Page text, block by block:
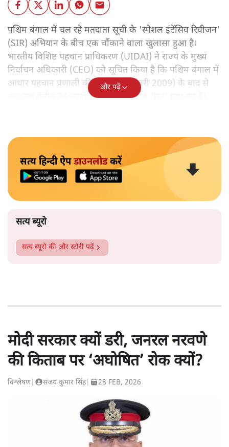
पश्चिम बंगाल में चल रहे मतदाता सूची के 'स्पेशल इंटेंसिव रिवीजन'
(SIR) अभियान के बीच एक चौंकाने वाला खुलासा हुआ है।
भारतीय विशिष्ट पहचान प्राधिकरण (UIDAI) ने राज्य के मुख्य
निर्वाचन अधिकारी (CEO) को सूचित किया है कि पश्चिम बंगाल में
आधार पहचान प्रणाली की शुरुआत (जनवरी 2009) के बाद से
अब तक करीब 34 लाख आधार कार्ड धारक 'मृत' पाए गए हैं।
और पढ़ें
सत्य हिन्दी ऐपडाउनलोडकरें
सत्य ब्यूरो
सत्य ब्यूरो की और स्टोरी पढ़ें
मोदी सरकार क्यों डरी, जनरल नरवणे
की किताब पर ‘अघोषित’ रोक क्यों?
विश्लेषण| संजय कुमार सिंह| 28 FEB, 2026